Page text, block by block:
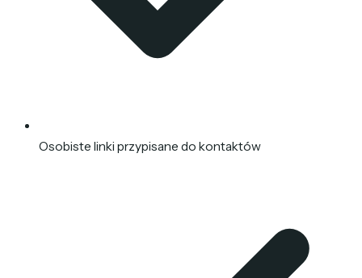
Osobiste linki przypisane do kontaktów